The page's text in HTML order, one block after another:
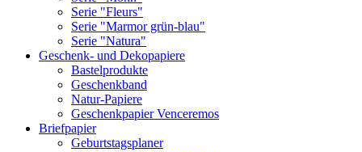
Serie "Fleurs"
Serie "Marmor grün-blau"
Serie "Natura"
Geschenk- und Dekopapiere
Bastelprodukte
Geschenkband
Natur-Papiere
Geschenkpapier Venceremos
Briefpapier
Geburtstagsplaner